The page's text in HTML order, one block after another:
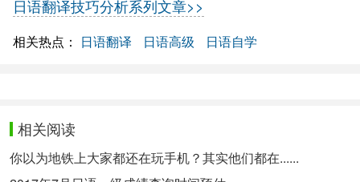
日语翻译技巧分析系列文章>>
相关热点： 日语翻译 日语高级 日语自学
相关阅读
你以为地铁上大家都还在玩手机？其实他们都在......